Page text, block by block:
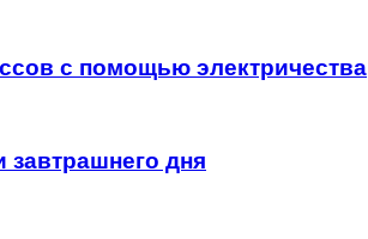
с помощью электричества
завтрашнего дня